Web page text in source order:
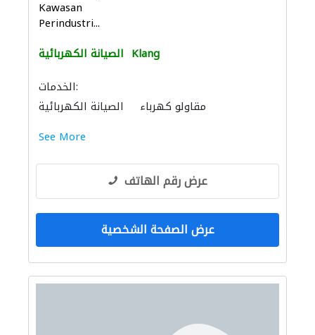
Kawasan
Perindustri...
الصيانة الكهربائية Klang
الخدمات:
الصيانة الكهربائية
مقاولو كهرباء
See More
عرض رقم الهاتف
عرض الصفحة الشخصية